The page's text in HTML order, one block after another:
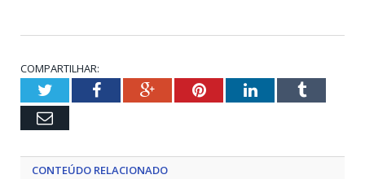
COMPARTILHAR:
TwitterFacebookGoogle+PinterestLinkedInTumblr
Email
CONTEÚDO RELACIONADO